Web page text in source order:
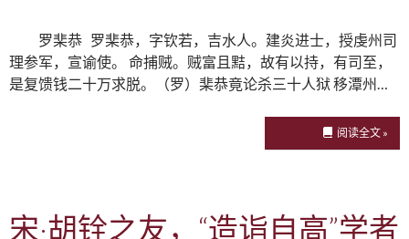
罗棐恭 罗棐恭，字钦若，吉水人。建炎进士，授虔州司
理参军，宣谕使。 命捕贼。贼富且黠，故有以持，有司至，
是复馈钱二十万求脱。（罗）棐恭竟论杀三十人狱 移潭州…
阅读全文 »
宋·胡铨之友，“造诣自高”学者